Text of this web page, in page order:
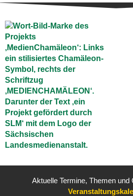
Aktuelle Termine, Themen und